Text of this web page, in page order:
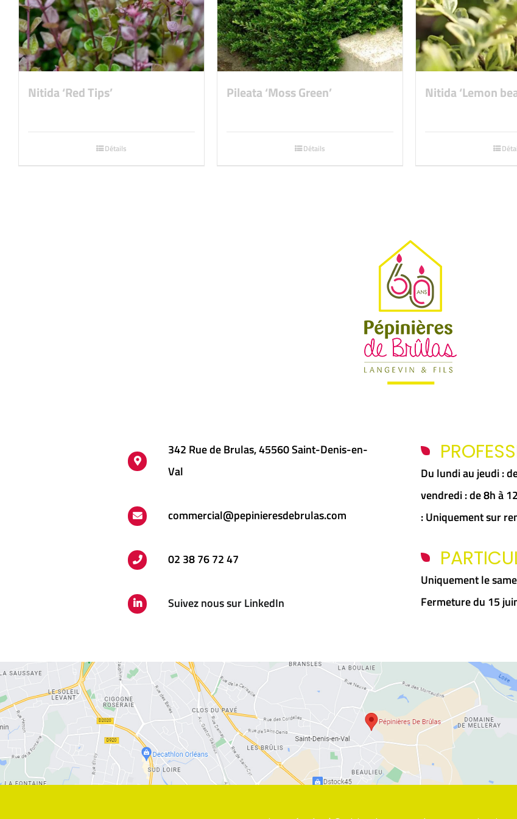
Nitida ‘Red Tips’
Détails
Pileata ‘Moss Green’
Détails
Nitida ‘Lemon
342 Rue de Brulas, 45560 Saint-Denis-en-
Val
commercial@pepinieresdebrulas.com
02 38 76 72 47
Suivez nous sur LinkedIn
Du lundi au jeudi :
vendredi : de 8h à
: Uniquement sur
Uniquement le
Fermeture du 15